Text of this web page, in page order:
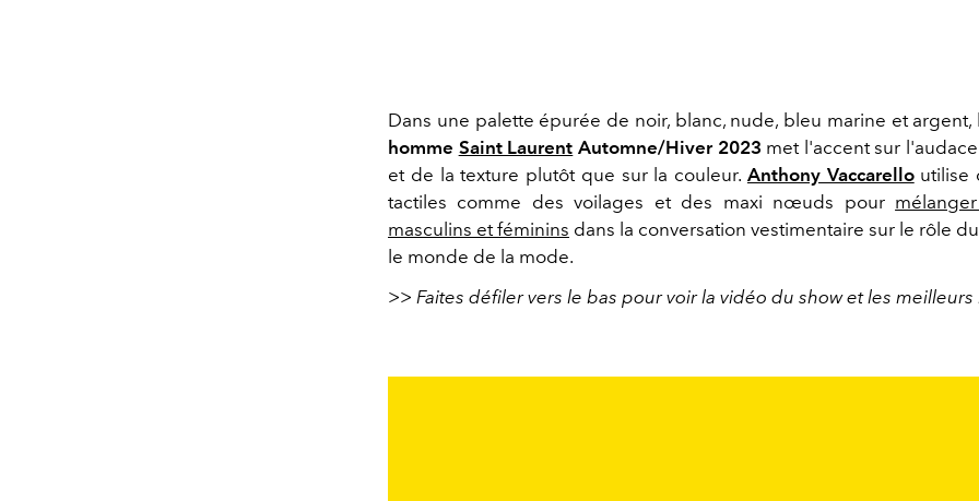
Dans une palette épurée de noir, blanc, nude, bleu marine et
homme Saint Laurent Automne/Hiver 2023 met l'accent sur
et de la texture plutôt que sur la couleur. Anthony Vaccarelloutilise
tactiles comme des voilages et des maxi nœuds pour
masculins et féminins dans la conversation vestimentaire sur le rôle
le monde de la mode.
>> Faites défiler vers le bas pour voir la vidéo du show et les